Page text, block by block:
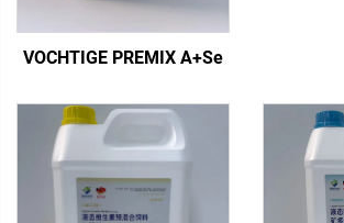
VOCHTIGE PREMIX A+Se